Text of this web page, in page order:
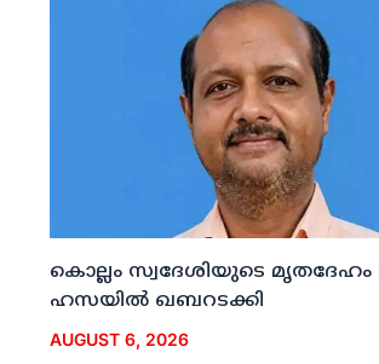
കൊല്ലം സ്വദേശിയുടെ
ഹസയില്‍ ഖബറടക്കി
AUGUST 6, 2026